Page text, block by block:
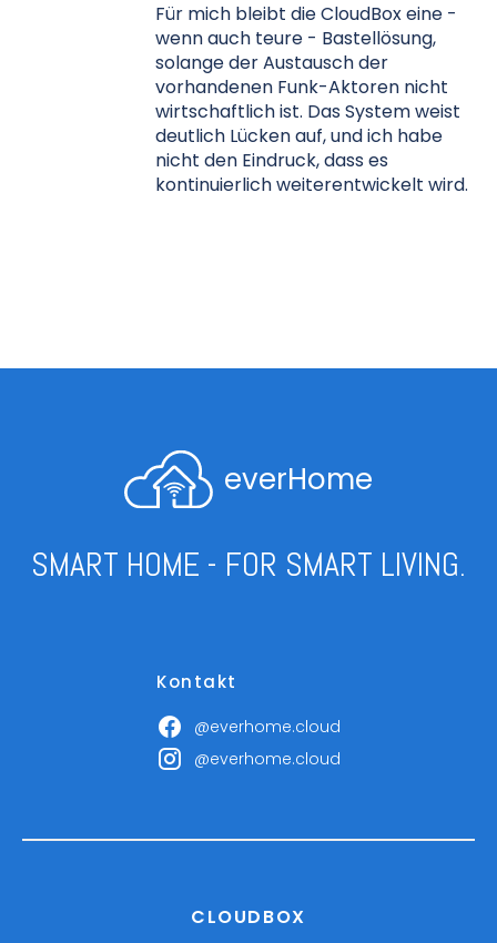
Für mich bleibt die CloudBox eine -
wenn auch teure - Bastellösung,
solange der Austausch der
vorhandenen Funk-Aktoren nicht
wirtschaftlich ist. Das System weist
deutlich Lücken auf, und ich habe
nicht den Eindruck, dass es
kontinuierlich weiterentwickelt wird.
everHome
SMART HOME - FOR SMART LIVING.
Kontakt
@everhome.cloud
@everhome.cloud
CLOUDBOX